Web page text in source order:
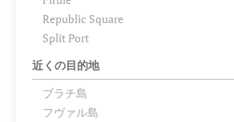
Republic Square
Split Port
近くの目的地
ブラチ島
フヴァル島